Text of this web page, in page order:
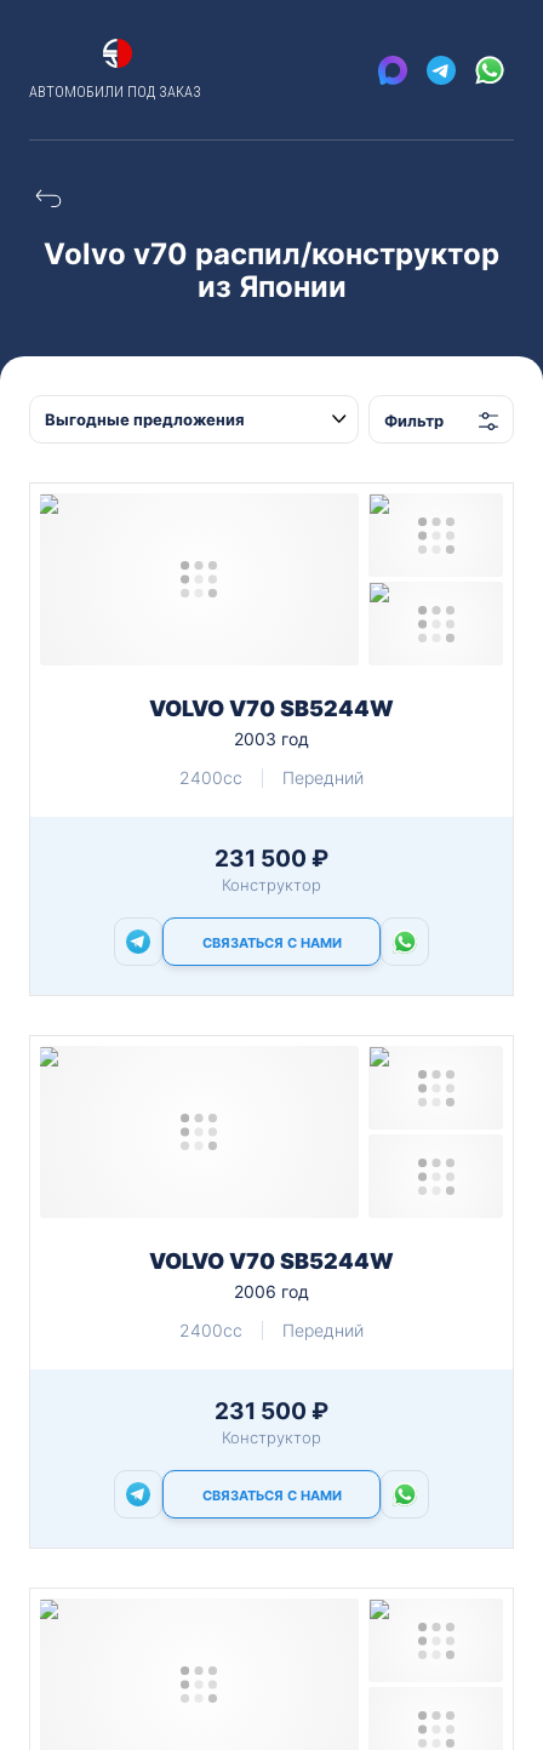
АВТОМОБИЛИ ПОД ЗАКАЗ
Volvo v70 распил/конструктор
из Японии
Фильтр
VOLVO V70 SB5244W
2003 год
2400cc
Передний
231 500 ₽
Конструктор
СВЯЗАТЬСЯ С НАМИ
VOLVO V70 SB5244W
2006 год
2400cc
Передний
231 500 ₽
Конструктор
СВЯЗАТЬСЯ С НАМИ